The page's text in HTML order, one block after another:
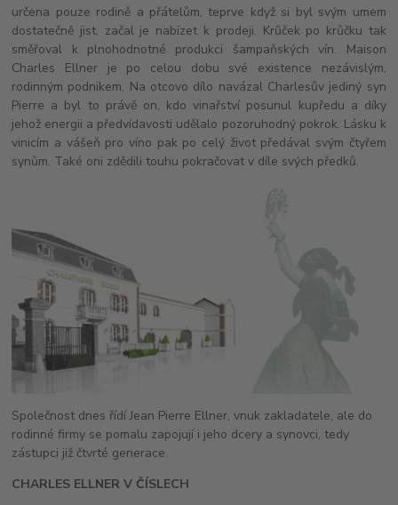
určena pouze rodině a přátelům, teprve když si byl svým umem
dostatečně jist, začal je nabízet k prodeji. Krůček po krůčku tak
směřoval k plnohodnotné produkci šampaňských vín. Maison
Charles Ellner je po celou dobu své existence nezávislým,
rodinným podnikem. Na otcovo dílo navázal Charlesův jediný syn
Pierre a byl to právě on, kdo vinařství posunul kupředu a díky
jehož energii a předvídavosti udělalo pozoruhodný pokrok. Lásku k
vinicím a vášeň pro víno pak po celý život předával svým čtyřem
synům. Také oni zdědili touhu pokračovat v díle svých předků.
Společnost dnes řídí Jean Pierre Ellner, vnuk zakladatele, ale do
rodinné firmy se pomalu zapojují i jeho dcery a synovci, tedy
zástupci již čtvrté generace.
CHARLES ELLNER V ČÍSLECH